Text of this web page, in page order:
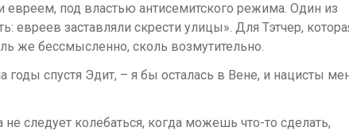
евреем, под властью антисемитского режима. Один из
евреев заставляли скрести улицы». Для Тэтчер,
же бессмысленно, сколь возмутительно.
годы спустя Эдит, – я бы осталась в Вене, и нацисты
не следует колебаться, когда можешь что-то сделать,